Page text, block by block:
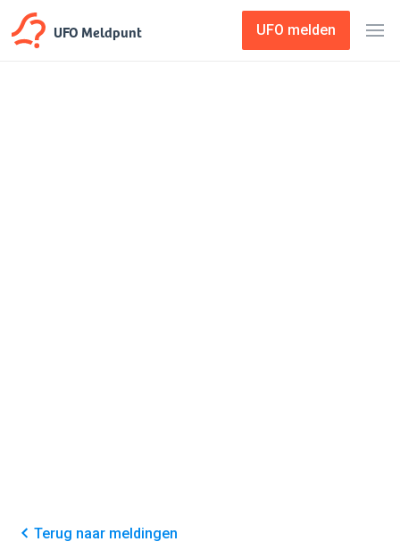
UFO Meldpunt UFO melden
Terug naar meldingen